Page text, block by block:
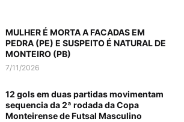
MULHER É MORTA A FACADAS EM
PEDRA (PE) E SUSPEITO É NATURAL DE
MONTEIRO (PB)
7/11/2026
12 gols em duas partidas movimentam
sequencia da 2ª rodada da Copa
Monteirense de Futsal Masculino